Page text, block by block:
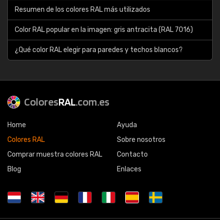
Resumen de los colores RAL más utilizados
Color RAL popular en la imagen: gris antracita (RAL 7016)
¿Qué color RAL elegir para paredes y techos blancos?
ColoresRAL.com.es
Home
Colores RAL
Comprar muestra colores RAL
Blog
Ayuda
Sobre nosotros
Contacto
Enlaces